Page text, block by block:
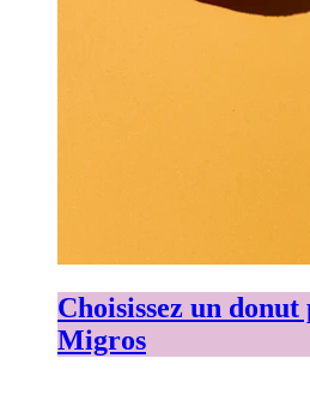
Choisissez un
Migros